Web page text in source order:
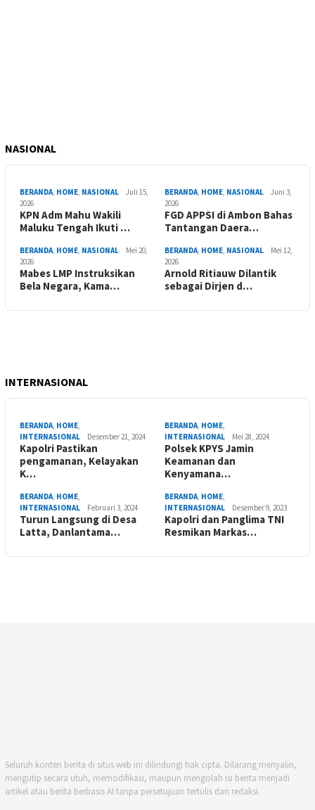
NASIONAL
BERANDA, HOME, NASIONAL
Juli 15,
2026
KPN Adm Mahu Wakili
Maluku Tengah Ikuti …
BERANDA, HOME, NASIONAL
Juni 3,
2026
FGD APPSI di Ambon Bahas
Tantangan Daera…
BERANDA, HOME, NASIONAL
Mei 20,
2026
Mabes LMP Instruksikan
Bela Negara, Kama…
BERANDA, HOME, NASIONAL
Mei 12,
2026
Arnold Ritiauw Dilantik
sebagai Dirjen d…
INTERNASIONAL
BERANDA, HOME,
INTERNASIONAL
Desember 21, 2024
Kapolri Pastikan
pengamanan, Kelayakan
K…
BERANDA, HOME,
INTERNASIONAL
Mei 28, 2024
Polsek KPYS Jamin
Keamanan dan
Kenyamana…
BERANDA, HOME,
INTERNASIONAL
Februari 3, 2024
Turun Langsung di Desa
Latta, Danlantama…
BERANDA, HOME,
INTERNASIONAL
Desember 9, 2023
Kapolri dan Panglima TNI
Resmikan Markas…
Seluruh konten berita di situs web ini dilindungi hak cipta. Dilarang menyalin,
mengutip secara utuh, memodifikasi, maupun mengolah isi berita menjadi
artikel atau berita berbasis AI tanpa persetujuan tertulis dari redaksi.